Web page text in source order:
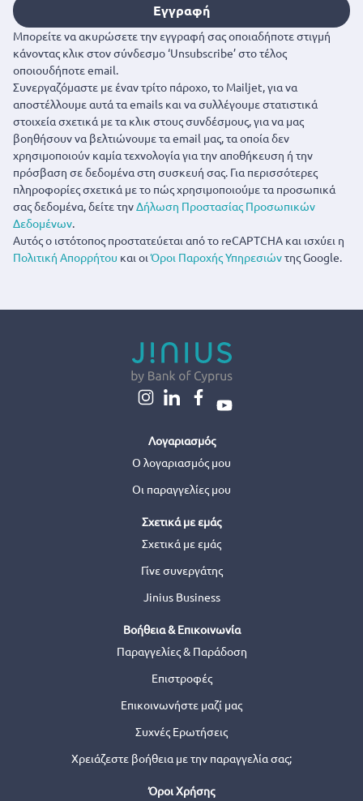
Εγγραφή
Μπορείτε να ακυρώσετε την εγγραφή σας οποιαδήποτε στιγμή
κάνοντας κλικ στον σύνδεσμο ‘Unsubscribe’ στο τέλος
οποιουδήποτε email.
Συνεργαζόμαστε με έναν τρίτο πάροχο, το Mailjet, για να
αποστέλλουμε αυτά τα emails και να συλλέγουμε στατιστικά
στοιχεία σχετικά με τα κλικ στους συνδέσμους, για να μας
βοηθήσουν να βελτιώνουμε τα email μας, τα οποία δεν
χρησιμοποιούν καμία τεχνολογία για την αποθήκευση ή την
πρόσβαση σε δεδομένα στη συσκευή σας. Για περισσότερες
πληροφορίες σχετικά με το πώς χρησιμοποιούμε τα προσωπικά
σας δεδομένα, δείτε τηνΔήλωση Προστασίας Προσωπικών
Δεδομένων.
Αυτός ο ιστότοπος προστατεύεται από το reCAPTCHA και ισχύει η
Πολιτική Απορρήτου και οιΌροι Παροχής Υπηρεσιώντης Google.
Λογαριασμός
Ο λογαριασμός μου
Οι παραγγελίες μου
Σχετικά με εμάς
Σχετικά με εμάς
Γίνε συνεργάτης
Jinius Business
Βοήθεια & Επικοινωνία
Παραγγελίες & Παράδοση
Επιστροφές
Επικοινωνήστε μαζί μας
Συχνές Ερωτήσεις
Χρειάζεστε βοήθεια με την παραγγελία σας;
Όροι Χρήσης